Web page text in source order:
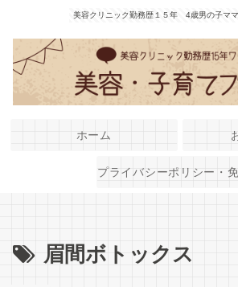
美容クリニック勤務歴１５年 4歳男の子マ
ホーム
眉間ボトックス